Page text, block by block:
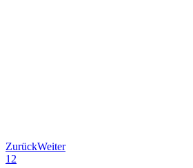
ZurückWeiter
1 2